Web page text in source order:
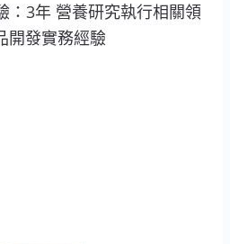
：3年 營養研究執行相關領
開發實務經驗